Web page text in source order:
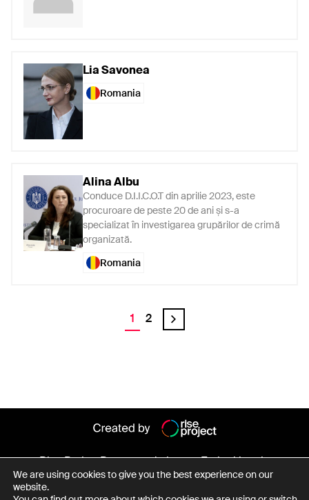
Lia Savonea
Romania
Alina Albu
Conduce D.I.I.C.O.T din aprilie 2023, este
procuroare de peste 20 de ani și s-a
specializat în investigarea grupărilor de crimă
organizată.
Romania
1 2
Rise ProjectPersoane de interesEntitati legale
Despre baza de date
We are using cookies to give you the best experience on our
website.